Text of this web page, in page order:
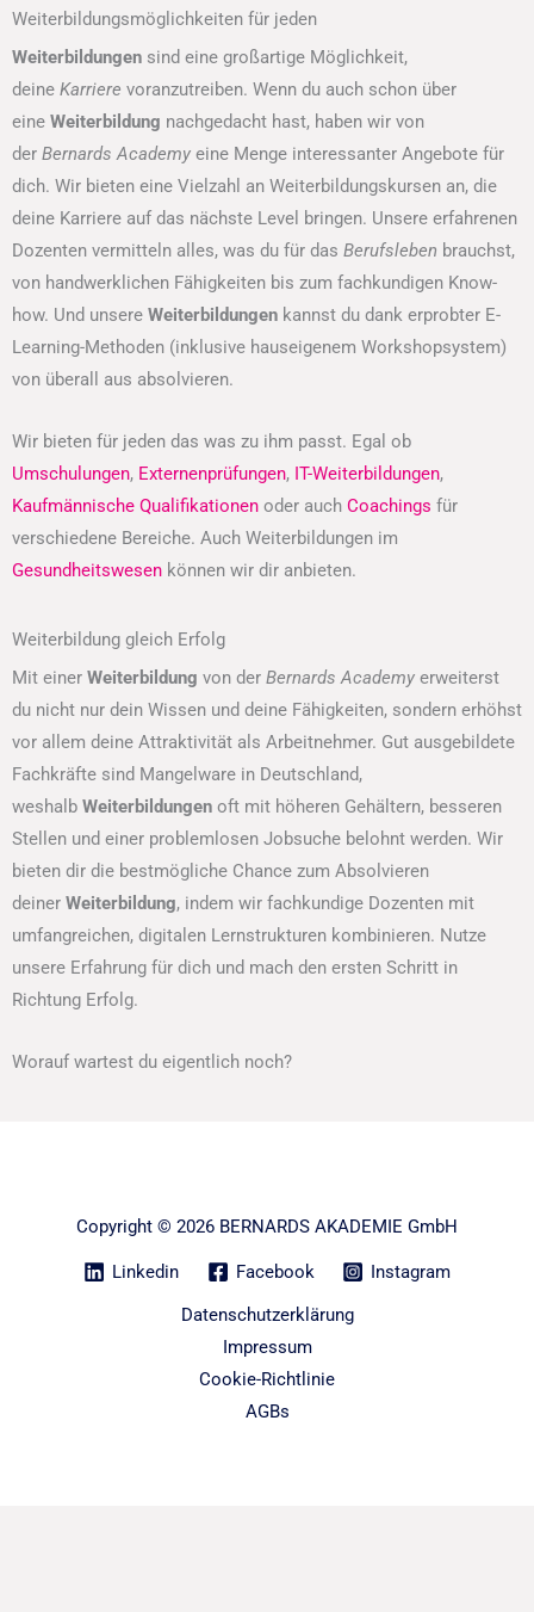
Weiterbildungsmöglichkeiten für jeden
Weiterbildungen sind eine großartige Möglichkeit,
deine Karriere voranzutreiben. Wenn du auch schon über
eine Weiterbildung nachgedacht hast, haben wir von
der Bernards Academy eine Menge interessanter Angebote für
dich. Wir bieten eine Vielzahl an Weiterbildungskursen an, die
deine Karriere auf das nächste Level bringen. Unsere erfahrenen
Dozenten vermitteln alles, was du für das Berufsleben brauchst,
von handwerklichen Fähigkeiten bis zum fachkundigen Know-
how. Und unsere Weiterbildungen kannst du dank erprobter E-
Learning-Methoden (inklusive hauseigenem Workshopsystem)
von überall aus absolvieren.
Wir bieten für jeden das was zu ihm passt. Egal ob
Umschulungen, Externenprüfungen, IT-Weiterbildungen,
Kaufmännische Qualifikationen oder auch Coachings für
verschiedene Bereiche. Auch Weiterbildungen im
Gesundheitswesen können wir dir anbieten.
Weiterbildung gleich Erfolg
Mit einer Weiterbildung von der Bernards Academy erweiterst
du nicht nur dein Wissen und deine Fähigkeiten, sondern erhöhst
vor allem deine Attraktivität als Arbeitnehmer. Gut ausgebildete
Fachkräfte sind Mangelware in Deutschland,
weshalb Weiterbildungen oft mit höheren Gehältern, besseren
Stellen und einer problemlosen Jobsuche belohnt werden. Wir
bieten dir die bestmögliche Chance zum Absolvieren
deiner Weiterbildung, indem wir fachkundige Dozenten mit
umfangreichen, digitalen Lernstrukturen kombinieren. Nutze
unsere Erfahrung für dich und mach den ersten Schritt in
Richtung Erfolg.
Worauf wartest du eigentlich noch?
Copyright © 2026 BERNARDS AKADEMIE GmbH
Linkedin Facebook
Instagram
Datenschutzerklärung
Impressum
Cookie-Richtlinie
AGBs